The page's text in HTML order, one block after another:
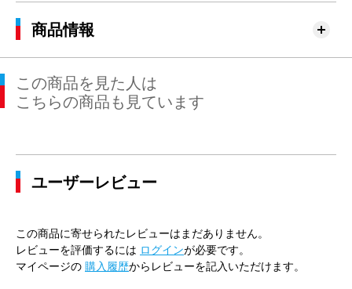
商品情報
この商品を見た人は
こちらの商品も見ています
ユーザーレビュー
この商品に寄せられたレビューはまだありません。
レビューを評価するには ログインが必要です。
マイページの 購入履歴からレビューを記入いただけます。